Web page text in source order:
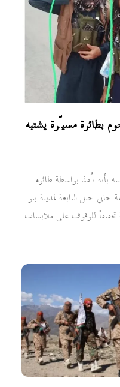
بطائرة مسيّرة يشتبه
نُفذ بواسطة طائرة
خيل التابعة لمدينة بنو
تحقيقاً للوقوف على ملابسات